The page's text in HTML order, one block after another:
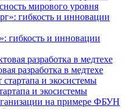
мирового уровня
гибкость и инновации
разработка в медтехе
и экосистемы